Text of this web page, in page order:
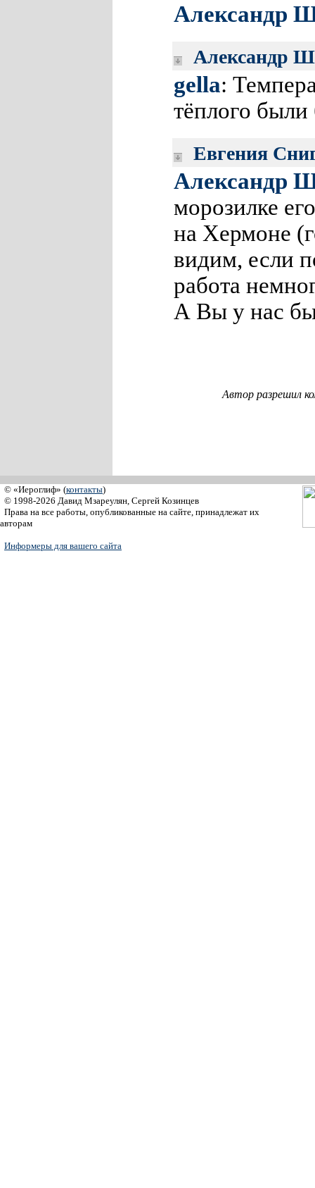
Александр
Александр
gella:
тёплого
Евгения
Александр
морозилке
на Хермоне
видим, если
работа
А Вы у нас
Автор разрешил
© «Иероглиф» (контакты)
© 1998-2026 Давид Мзареулян, Сергей Козинцев
Права на все работы, опубликованные на сайте, принадлежат их
авторам
Информеры для вашего сайта